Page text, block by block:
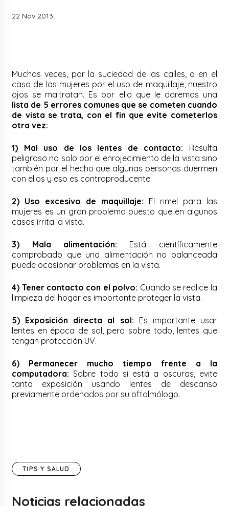
22 Nov 2013
Muchas veces, por la suciedad de las calles, o en el
caso de las mujeres por el uso de maquillaje, nuestro
ojos se maltratan. Es por ello que le daremos una
lista de 5 errores comunes que se cometen cuando
de vista se trata, con el fin que evite cometerlos
otra vez:
1) Mal uso de los lentes de contacto: Resulta
peligroso no solo por el enrojecimiento de la vista sino
también por el hecho que algunas personas duermen
con ellos y eso es contraproducente.
2) Uso excesivo de maquillaje: El rimel para las
mujeres es un gran problema puesto que en algunos
casos irrita la vista.
3) Mala alimentación: Está científicamente
comprobado que una alimentación no balanceada
puede ocasionar problemas en la vista.
4) Tener contacto con el polvo: Cuando se realice la
limpieza del hogar es importante proteger la vista.
5) Exposición directa al sol: Es importante usar
lentes en época de sol, pero sobre todo, lentes que
tengan protección UV.
6) Permanecer mucho tiempo frente a la
computadora: Sobre todo si está a oscuras, evite
tanta exposición usando lentes de descanso
previamente ordenados por su oftalmólogo.
TIPS Y SALUD
Noticias relacionadas